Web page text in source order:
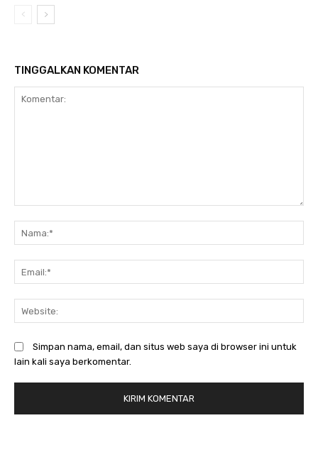
TINGGALKAN KOMENTAR
Simpan nama, email, dan situs web saya di browser ini untuk
lain kali saya berkomentar.